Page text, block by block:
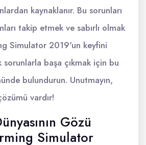
kaynaklanır. Bu sorunları
takip etmek ve sabırlı olmak
Simulator 2019'un keyfini
sorunlarla başa çıkmak için bu
bulundurun. Unutmayın,
vardır!
Gözü
Simulator